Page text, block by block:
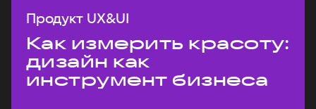
Продукт UX&UI
Как измерить красоту:
дизайн как
инструмент бизнеса